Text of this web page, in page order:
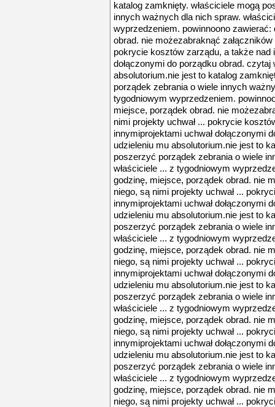
katalog zamknięty. właściciele mogą
innych ważnych dla nich spraw.
wyprzedzeniem. powinnoono
obrad. nie możezabraknąć
pokrycie kosztów zarządu, a także nad
dołączonymi do porządku obrad. czytaj
absolutorium.nie jest to katalog
porządek zebrania o wiele innych
tygodniowym wyprzedzeniem.
miejsce, porządek obrad. nie
nimi projekty uchwał ... pokrycie
innymiprojektami uchwał dołączonymi
udzieleniu mu absolutorium.nie jest to
poszerzyć porządek zebrania o wiele
właściciele ... z tygodniowym
godzinę, miejsce, porządek obrad. nie
niego, są nimi projekty uchwał ...
innymiprojektami uchwał dołączonymi
udzieleniu mu absolutorium.nie jest to
poszerzyć porządek zebrania o wiele
właściciele ... z tygodniowym
godzinę, miejsce, porządek obrad. nie
niego, są nimi projekty uchwał ...
innymiprojektami uchwał dołączonymi
udzieleniu mu absolutorium.nie jest to
poszerzyć porządek zebrania o wiele
właściciele ... z tygodniowym
godzinę, miejsce, porządek obrad. nie
niego, są nimi projekty uchwał ...
innymiprojektami uchwał dołączonymi
udzieleniu mu absolutorium.nie jest to
poszerzyć porządek zebrania o wiele
właściciele ... z tygodniowym
godzinę, miejsce, porządek obrad. nie
niego, są nimi projekty uchwał ...